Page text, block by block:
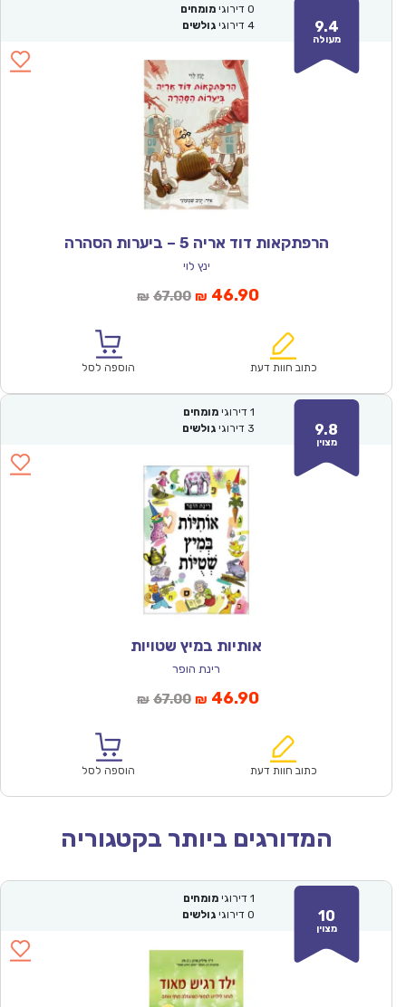
9.4
מעולה
0 דירוגי מומחים
4 דירוגי גולשים
הרפתקאות דוד אריה 5 – ביערות הסהרה
ינץ לוי
₪ 67.00המחיר
₪67.00.
₪ 46.90המחיר
הוא:
כתוב חוות דעת הוספה לסל
9.8
מצוין
1 דירוגי מומחים
3 דירוגי גולשים
אותיות במיץ שטויות
רינת הופר
₪ 67.00המחיר
₪67.00.
₪ 46.90המחיר
הוא:
כתוב חוות דעת הוספה לסל
המדורגים ביותר בקטגוריה
10
מצוין
1 דירוגי מומחים
0 דירוגי גולשים